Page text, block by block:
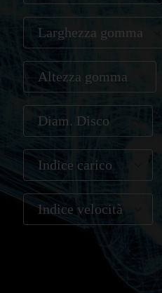
Larghezza gomma
Altezza gomma
Diam. Disco
Indice carico
Indice velocità